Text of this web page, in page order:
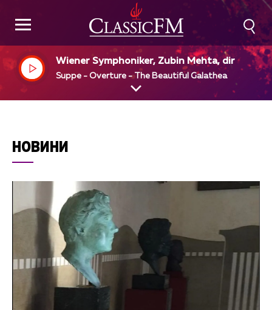
Wiener Symphoniker, Zubin Mehta, dir
Suppe - Overture - The Beautiful Galathea
НОВИНИ